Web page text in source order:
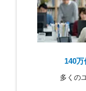
140
多くの